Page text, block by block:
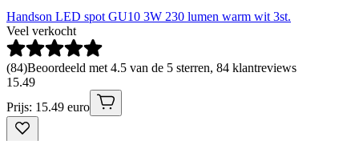
Handson LED spot GU10 3W 230 lumen warm wit 3st.
Veel verkocht
(84)Beoordeeld met 4.5 van de 5 sterren, 84 klantreviews
15.49
Prijs: 15.49 euro